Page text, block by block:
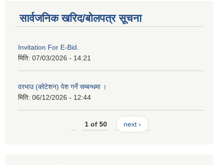
सार्वजनिक खरिद/बोलपत्र सूचना
Invitation For E-Bid.
मिति: 07/03/2026 - 14:21
दरभाउ (कोटेशन) पेश गर्ने सम्बन्धमा ।
मिति: 06/12/2026 - 12:44
1 of 50 next ›